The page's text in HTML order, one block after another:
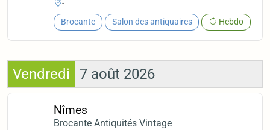
-
Brocante Salon des antiquaires Hebdo
Vendredi 7 août 2026
Nîmes
Brocante Antiquités Vintage